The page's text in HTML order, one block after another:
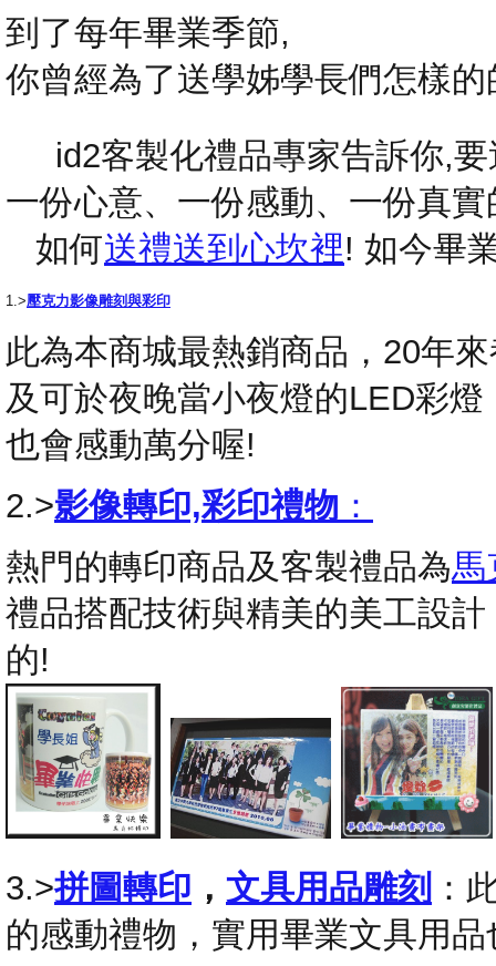
到了每年畢業季節,
你曾經為了送學姊學長們怎樣
id2客製化禮品專家告訴你,要
一份心意、一份感動、一份真
如何送禮送到心坎裡! 如今畢
1.>壓克力影像雕刻與彩印
此為本商城最熱銷商品，20年
及可於夜晚當小夜燈的LED彩
也會感動萬分喔!
2.>影像轉印,彩印禮物 ：
熱門的轉印商品及客製禮品為馬
禮品搭配技術與精美的美工設
的!
3.>拼圖轉印 ， 文具用品雕刻 ：
的感動禮物，實用畢業文具用